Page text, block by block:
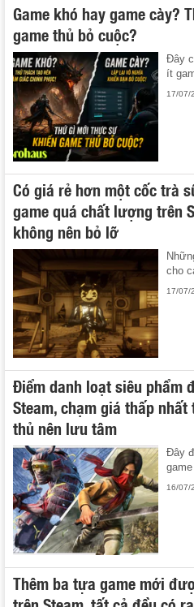
Game khó hay game cày?
game thủ bỏ cuộc?
Đây
ít
17/07/
Có giá rẻ hơn một cốc trà
game quá chất lượng trên
không nên bỏ lỡ
cho
17/07/
Điểm danh loạt siêu phẩm
Steam, chạm giá thấp
thủ nên lưu tâm
Đây
16/07/
Thêm ba tựa game mới